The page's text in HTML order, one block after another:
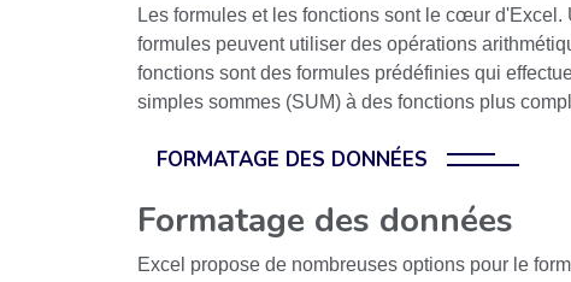
Les formules et les fonctions sont le cœur
formules peuvent utiliser des opérations
fonctions sont des formules prédéfinies qui
simples sommes (SUM) à des fonctions plus
FORMATAGE DES DONNÉES
Formatage des données
Excel propose de nombreuses options pour le